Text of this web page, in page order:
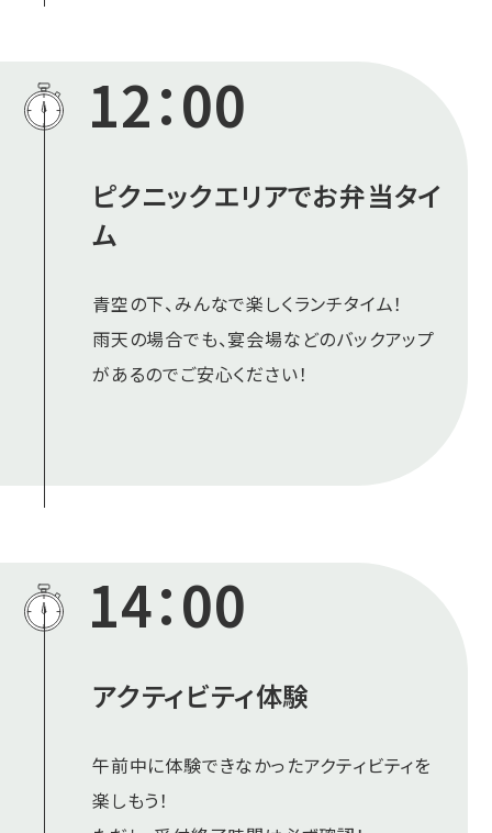
12：00
ピクニックエリアでお弁当タイ
ム
青空の下、みんなで楽しくランチタイム！
雨天の場合でも、宴会場などのバックアップ
があるのでご安心ください！
14：00
アクティビティ体験
午前中に体験できなかったアクティビティを
楽しもう！